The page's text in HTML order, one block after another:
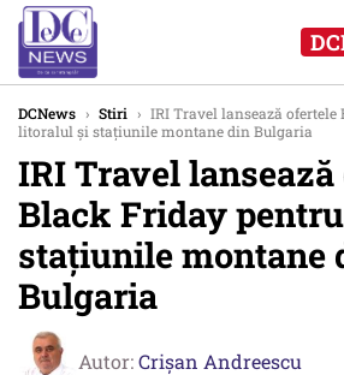
DCNews › Stiri › IRI Travel lansează
litoralul și stațiunile montane din Bulgaria
IRI Travel
Black Friday
stațiunile montane
Bulgaria
Autor:Crişan Andreescu